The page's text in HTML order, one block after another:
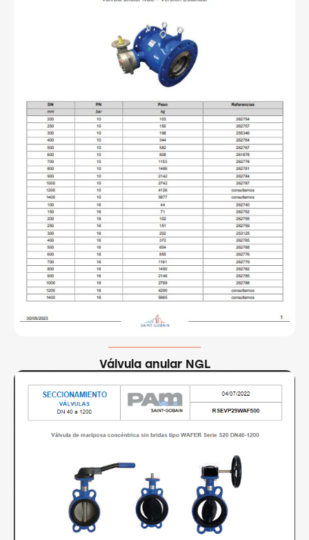
Válvula anular NGL